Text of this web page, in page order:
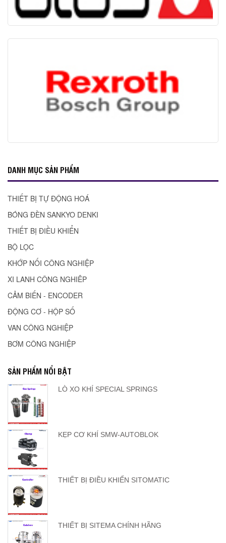
DANH MỤC SẢN PHẨM
THIẾT BỊ TỰ ĐỘNG HOÁ
BÓNG ĐÈN SANKYO DENKI
THIẾT BỊ ĐIỀU KHIỂN
BỘ LỌC
KHỚP NỐI CÔNG NGHIỆP
XI LANH CÔNG NGHIÊP
CẢM BIẾN - ENCODER
ĐỘNG CƠ - HỘP SỐ
VAN CÔNG NGHIỆP
BƠM CÔNG NGHIỆP
SẢN PHẨM NỔI BẬT
LÒ XO KHÍ SPECIAL SPRINGS
KẸP CƠ KHÍ SMW-AUTOBLOK
THIẾT BỊ ĐIỀU KHIỂN SITOMATIC
THIẾT BỊ SITEMA CHÍNH HÃNG